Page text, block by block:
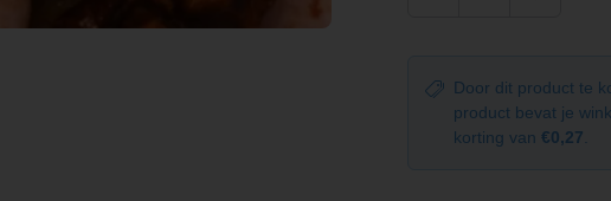
Door dit product te
product bevat je
korting van €0,27